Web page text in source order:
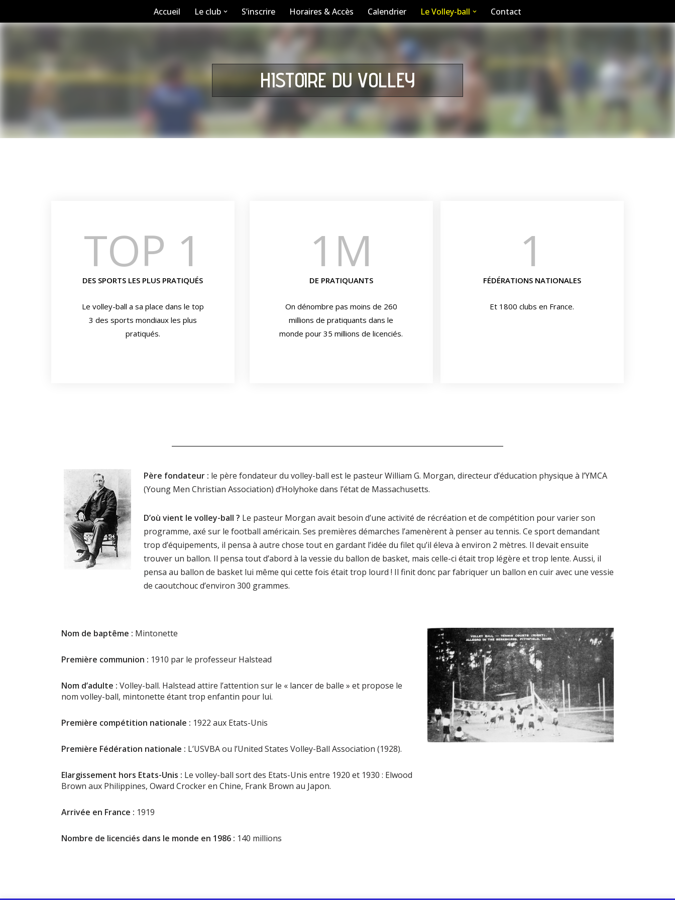
Aller
Accueil Le club S’inscrire Horaires & Accès Calendrier Le Volley-ball Contact
HISTOIRE DU VOLLEY
TOP 1
DES SPORTS LES PLUS PRATIQUÉS
Le volley-ball a sa place dans le top
3 des sports mondiaux les plus
pratiqués.
1 M
DE PRATIQUANTS
On dénombre pas moins de 260
millions de pratiquants dans le
monde pour 35 millions de licenciés.
1
FÉDÉRATIONS NATIONALES
Et 1800 clubs en France.
Père fondateur : le père fondateur du volley-ball est le pasteur William G. Morgan, directeur d’éducation physique à l’YMCA
(Young Men Christian Association) d’Holyhoke dans l’état de Massachusetts.
D’où vient le volley-ball ? Le pasteur Morgan avait besoin d’une activité de récréation et de compétition pour varier son
programme, axé sur le football américain. Ses premières démarches l’amenèrent à penser au tennis. Ce sport demandant
trop d’équipements, il pensa à autre chose tout en gardant l’idée du filet qu’il éleva à environ 2 mètres. Il devait ensuite
trouver un ballon. Il pensa tout d’abord à la vessie du ballon de basket, mais celle-ci était trop légère et trop lente. Aussi, il
pensa au ballon de basket lui même qui cette fois était trop lourd ! Il finit donc par fabriquer un ballon en cuir avec une vessie
de caoutchouc d’environ 300 grammes.
Nom de baptême : Mintonette
Première communion : 1910 par le professeur Halstead
Nom d’adulte : Volley-ball. Halstead attire l’attention sur le « lancer de balle » et propose le
nom volley-ball, mintonette étant trop enfantin pour lui.
Première compétition nationale : 1922 aux Etats-Unis
Première Fédération nationale : L’USVBA ou l’United States Volley-Ball Association (1928).
Elargissement hors Etats-Unis : Le volley-ball sort des Etats-Unis entre 1920 et 1930 : Elwood
Brown aux Philippines, Oward Crocker en Chine, Frank Brown au Japon.
Arrivée en France : 1919
Nombre de licenciés dans le monde en 1986 : 140 millions